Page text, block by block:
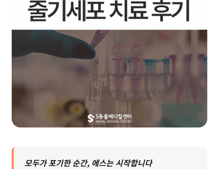
모두가 포기한 순간, 에스는 시작합니다